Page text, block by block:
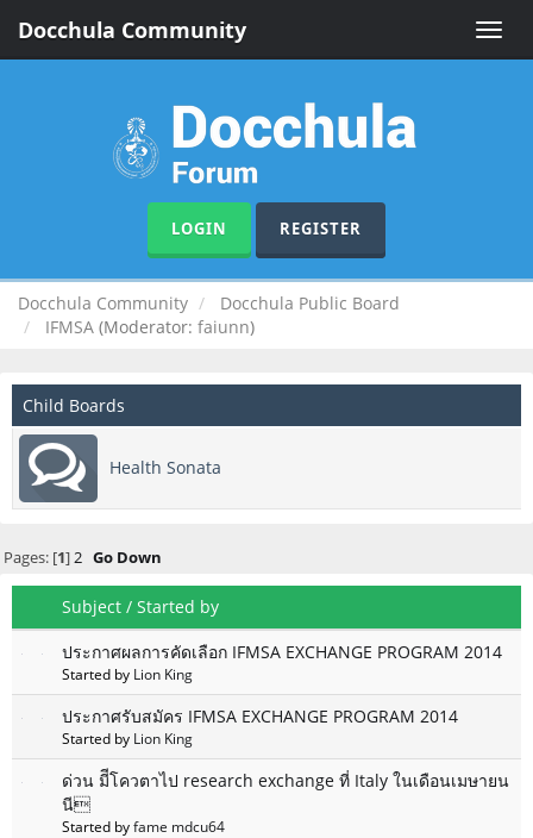
Toggle
Docchula Community
LOGIN REGISTER
Docchula Community
Docchula Public Board
IFMSA (Moderator: faiunn)
Child Boards
Health Sonata
Pages: [1]2 Go Down
Subject / Started by
ประกาศผลการคัดเลือก IFMSA EXCHANGE PROGRAM 2014
Started by Lion King
ประกาศรับสมัคร IFMSA EXCHANGE PROGRAM 2014
Started by Lion King
ด่วน มีีโควตาไป research exchange ที่ Italy ในเดือนเมษายน
นี
Started byfame mdcu64